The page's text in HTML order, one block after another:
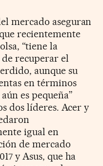
mercado aseguran
recientemente
“tiene la
recuperar el
aunque su
en términos
es pequeña”
dos líderes. Acer y
igual en
de mercado
y Asus, que ha